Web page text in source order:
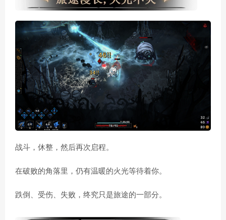
战斗，休整，然后再次启程。
在破败的角落里，仍有温暖的火光等待着你。
跌倒、受伤、失败，终究只是旅途的一部分。